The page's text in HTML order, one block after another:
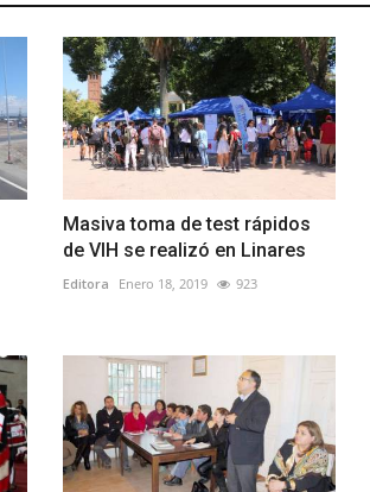
Masiva toma de test rápidos
de VIH se realizó en Linares
Editora Enero 18, 2019 923